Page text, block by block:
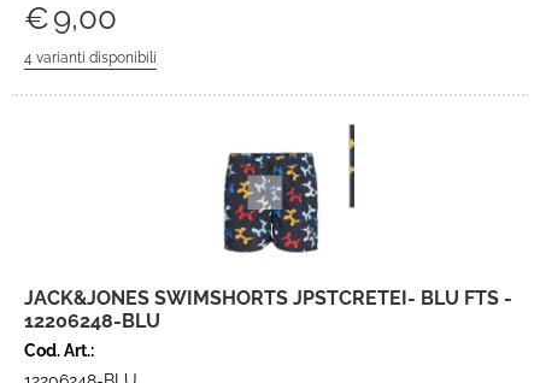
€9,00
JACK&JONES SWIMSHORTS JPSTCRETEI- BLU FTS -
12206248-BLU
Cod. Art.: